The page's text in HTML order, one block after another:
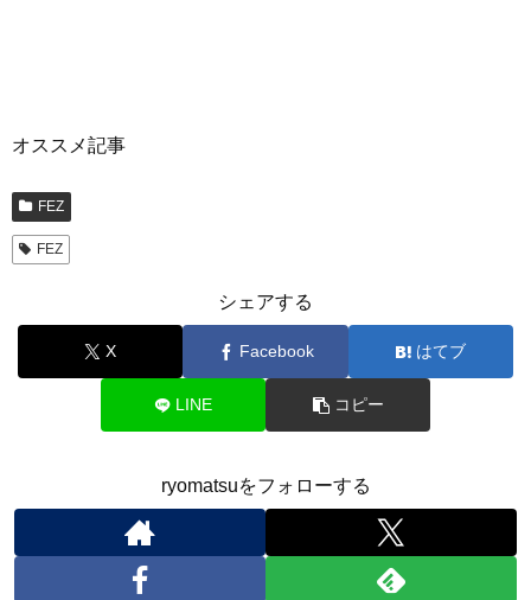
オススメ記事
FEZ
FEZ
シェアする
X Facebook はてブ
LINE コピー
ryomatsuをフォローする